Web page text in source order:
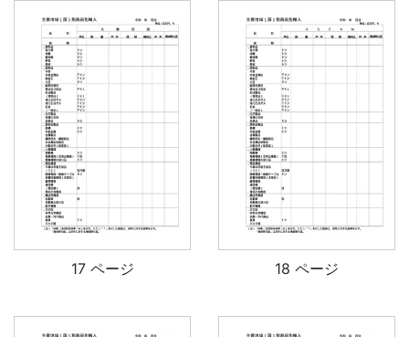
17 ページ 18 ページ